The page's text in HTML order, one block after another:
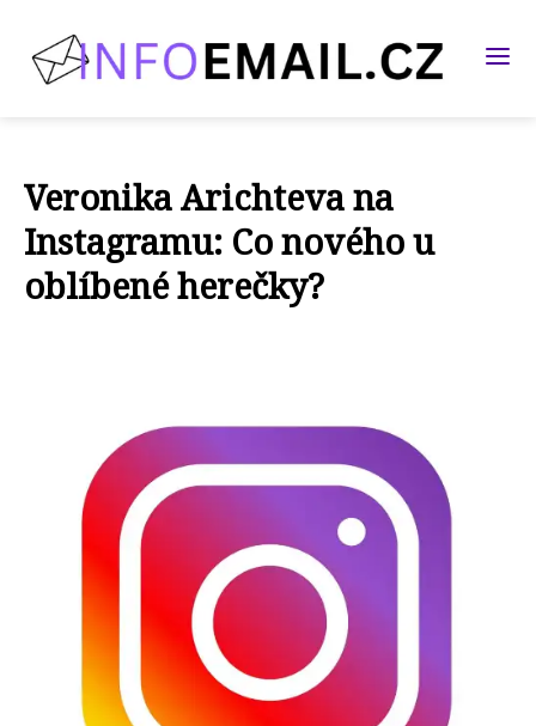
Veronika Arichteva na
Instagramu: Co nového u
oblíbené herečky?